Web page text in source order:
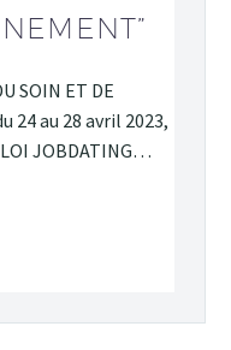
SOIN ET DE
24 au 28 avril 2023,
JOBDATING…